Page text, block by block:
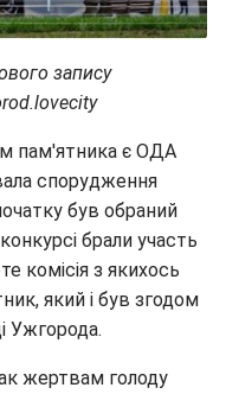
запису
пам'ятника є ОДА
спорудження
був обраний
брали участь
комісія з якихось
який і був згодом
Ужгорода.
жертвам голоду